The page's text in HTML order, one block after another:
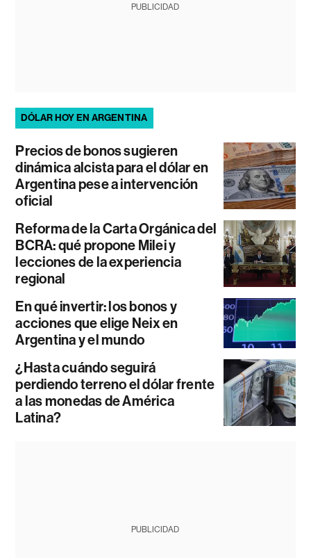
PUBLICIDAD
DÓLAR HOY EN ARGENTINA
Precios de bonos sugieren
dinámica alcista para el dólar en
Argentina pese a intervención
oficial
Reforma de la Carta Orgánica del
BCRA: qué propone Milei y
lecciones de la experiencia
regional
En qué invertir: los bonos y
acciones que elige Neix en
Argentina y el mundo
¿Hasta cuándo seguirá
perdiendo terreno el dólar frente
a las monedas de América
Latina?
PUBLICIDAD